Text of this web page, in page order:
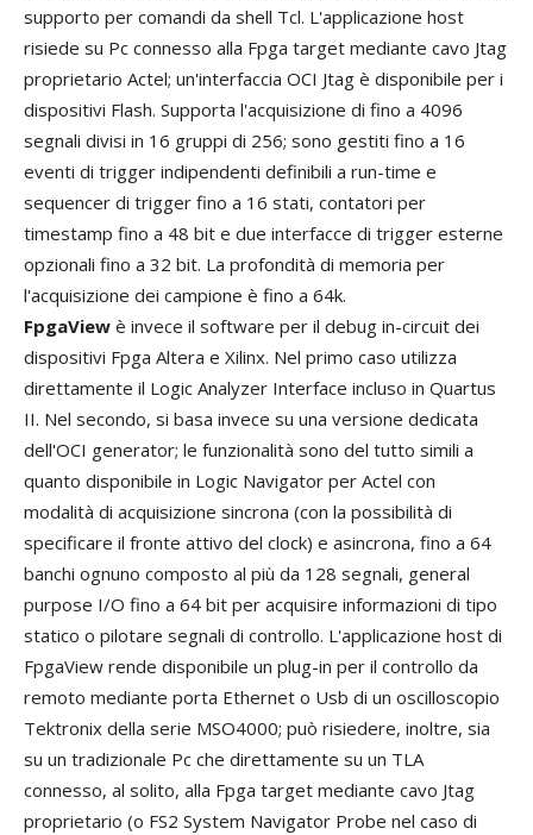
supporto per comandi da shell Tcl. L'applicazione host
risiede su Pc connesso alla Fpga target mediante cavo Jtag
proprietario Actel; un'interfaccia OCI Jtag è disponibile per i
dispositivi Flash. Supporta l'acquisizione di fino a 4096
segnali divisi in 16 gruppi di 256; sono gestiti fino a 16
eventi di trigger indipendenti definibili a run-time e
sequencer di trigger fino a 16 stati, contatori per
timestamp fino a 48 bit e due interfacce di trigger esterne
opzionali fino a 32 bit. La profondità di memoria per
l'acquisizione dei campione è fino a 64k.
FpgaView è invece il software per il debug in-circuit dei
dispositivi Fpga Altera e Xilinx. Nel primo caso utilizza
direttamente il Logic Analyzer Interface incluso in Quartus
II. Nel secondo, si basa invece su una versione dedicata
dell'OCI generator; le funzionalità sono del tutto simili a
quanto disponibile in Logic Navigator per Actel con
modalità di acquisizione sincrona (con la possibilità di
specificare il fronte attivo del clock) e asincrona, fino a 64
banchi ognuno composto al più da 128 segnali, general
purpose I/O fino a 64 bit per acquisire informazioni di tipo
statico o pilotare segnali di controllo. L'applicazione host di
FpgaView rende disponibile un plug-in per il controllo da
remoto mediante porta Ethernet o Usb di un oscilloscopio
Tektronix della serie MSO4000; può risiedere, inoltre, sia
su un tradizionale Pc che direttamente su un TLA
connesso, al solito, alla Fpga target mediante cavo Jtag
proprietario (o FS2 System Navigator Probe nel caso di